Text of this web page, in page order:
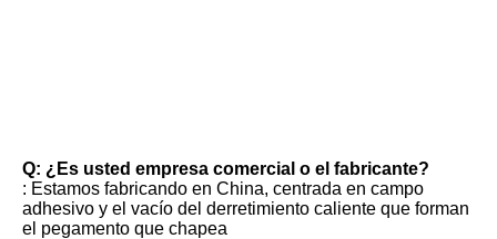
Q: ¿Es usted empresa comercial o el fabricante?
: Estamos fabricando en China, centrada en campo
adhesivo y el vacío del derretimiento caliente que forman
el pegamento que chapea